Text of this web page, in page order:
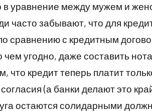
в уравнение между мужем и
часто забывают, что для
сравнению с кредитным
чем угодно, даже составить
что кредит теперь платит
(а банки делают это
остаются солидарными